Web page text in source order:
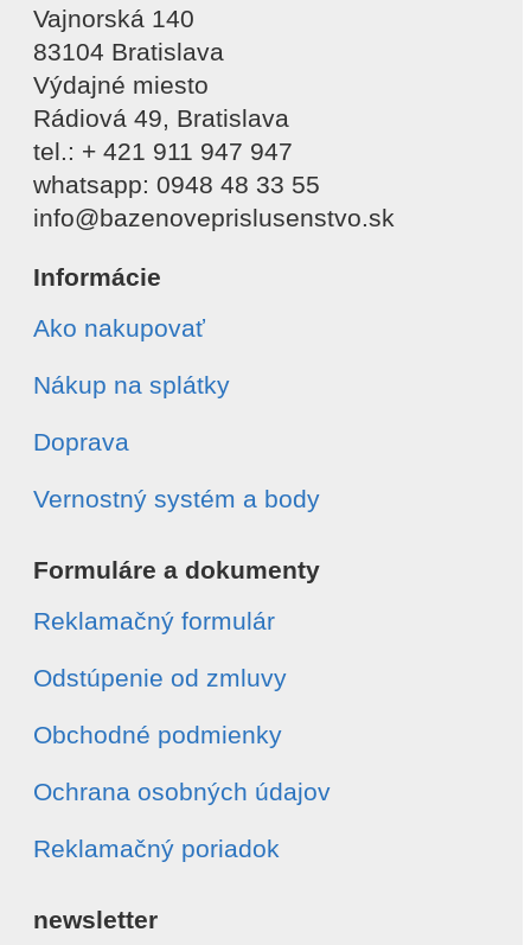
Vajnorská 140
83104 Bratislava
Výdajné miesto
Rádiová 49, Bratislava
tel.: + 421 911 947 947
whatsapp: 0948 48 33 55
info@bazenoveprislusenstvo.sk
Informácie
Ako nakupovať
Nákup na splátky
Doprava
Vernostný systém a body
Formuláre a dokumenty
Reklamačný formulár
Odstúpenie od zmluvy
Obchodné podmienky
Ochrana osobných údajov
Reklamačný poriadok
newsletter